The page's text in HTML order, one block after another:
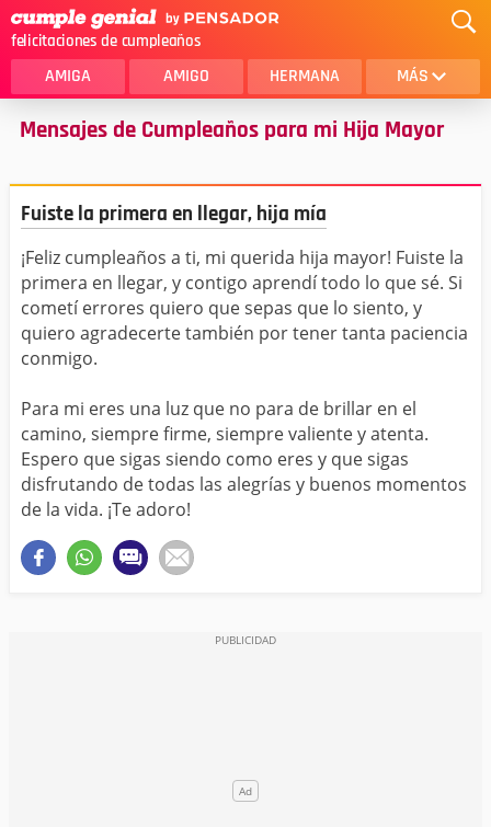
felicitaciones de cumpleaños
AMIGA AMIGO HERMANA MÁS
MAMA
AMOR
SOBRINA
HERMANO
HIJO
NOVIA
ESPOSO
HOMBRE
ALGUIEN ESPECIAL
PRIMO
TODAS LAS CATEGORÍAS
Mensajes de Cumpleaños para mi Hija Mayor
Fuiste la primera en llegar, hija mía
¡Feliz cumpleaños a ti, mi querida hija mayor! Fuiste la
primera en llegar, y contigo aprendí todo lo que sé. Si
cometí errores quiero que sepas que lo siento, y
quiero agradecerte también por tener tanta paciencia
conmigo.
Para mi eres una luz que no para de brillar en el
camino, siempre firme, siempre valiente y atenta.
Espero que sigas siendo como eres y que sigas
disfrutando de todas las alegrías y buenos momentos
de la vida. ¡Te adoro!